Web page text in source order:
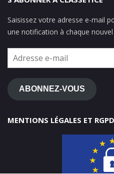
Saisissez votre adresse e-mail
une notification à chaque
Adresse
mail
ABONNEZ-VOUS
MENTIONS LÉGALES ET RGPD